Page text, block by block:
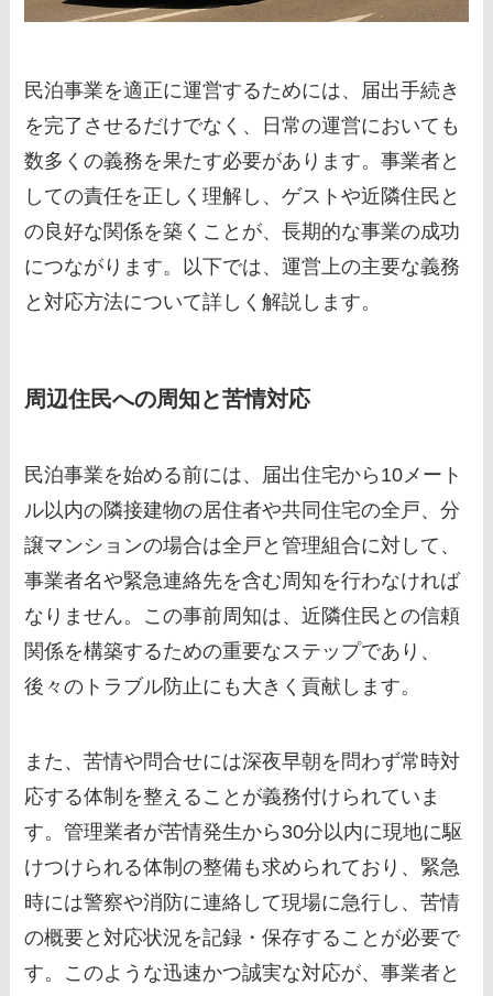
民泊事業を適正に運営するためには、届出手続き
を完了させるだけでなく、日常の運営においても
数多くの義務を果たす必要があります。事業者と
しての責任を正しく理解し、ゲストや近隣住民と
の良好な関係を築くことが、長期的な事業の成功
につながります。以下では、運営上の主要な義務
と対応方法について詳しく解説します。
周辺住民への周知と苦情対応
民泊事業を始める前には、届出住宅から10メート
ル以内の隣接建物の居住者や共同住宅の全戸、分
譲マンションの場合は全戸と管理組合に対して、
事業者名や緊急連絡先を含む周知を行わなければ
なりません。この事前周知は、近隣住民との信頼
関係を構築するための重要なステップであり、
後々のトラブル防止にも大きく貢献します。
また、苦情や問合せには深夜早朝を問わず常時対
応する体制を整えることが義務付けられていま
す。管理業者が苦情発生から30分以内に現地に駆
けつけられる体制の整備も求められており、緊急
時には警察や消防に連絡して現場に急行し、苦情
の概要と対応状況を記録・保存することが必要で
す。このような迅速かつ誠実な対応が、事業者と